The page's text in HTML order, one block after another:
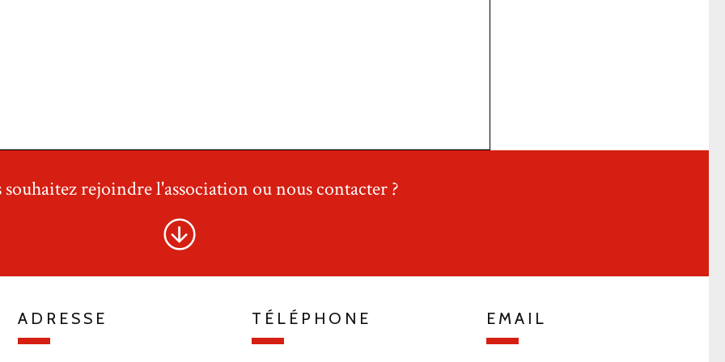
souhaitez rejoindre l'association ou nous contacter ?
ADRESSE TÉLÉPHONE EMAIL